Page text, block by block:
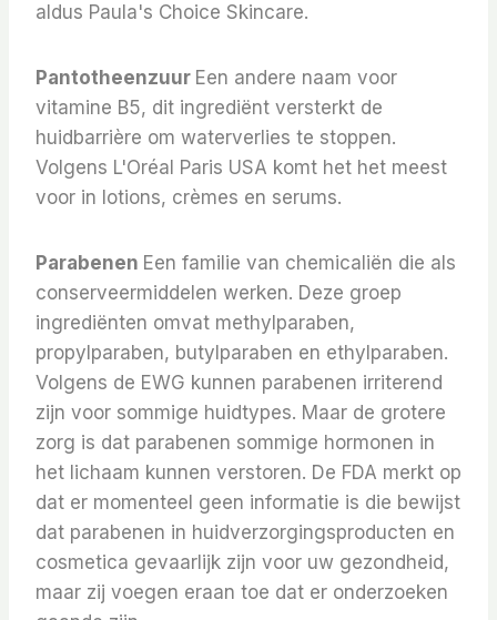
aldus Paula's Choice Skincare.
Pantotheenzuur Een andere naam voor
vitamine B5, dit ingrediënt versterkt de
huidbarrière om waterverlies te stoppen.
Volgens L'Oréal Paris USA komt het het meest
voor in lotions, crèmes en serums.
Parabenen Een familie van chemicaliën die als
conserveermiddelen werken. Deze groep
ingrediënten omvat methylparaben,
propylparaben, butylparaben en ethylparaben.
Volgens de EWG kunnen parabenen irriterend
zijn voor sommige huidtypes. Maar de grotere
zorg is dat parabenen sommige hormonen in
het lichaam kunnen verstoren. De FDA merkt op
dat er momenteel geen informatie is die bewijst
dat parabenen in huidverzorgingsproducten en
cosmetica gevaarlijk zijn voor uw gezondheid,
maar zij voegen eraan toe dat er onderzoeken